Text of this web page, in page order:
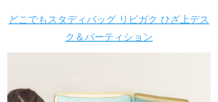
どこでもスタディバッグ リビガク ひざ上デス
ク＆パーティション